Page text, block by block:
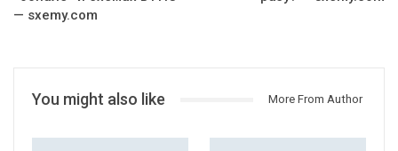
— sxemy.com
You might also like More From Author